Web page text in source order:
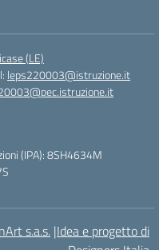
(LE)
leps220003@istruzione.it
(IPA): 8SH4634M
s.a.s. |Idea e progetto di